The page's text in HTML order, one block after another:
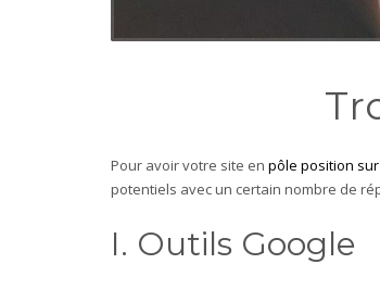
Pour avoir votre site en pôle position
potentiels avec un certain nombre de
I. Outils Google